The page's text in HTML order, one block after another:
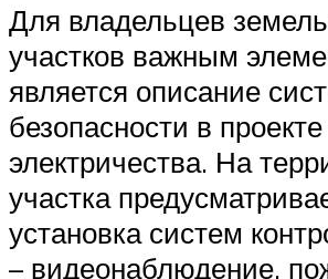
Для владельцев
участков важным
является описание
безопасности в
электричества. На
участка
установка систем
– видеонаблюдение,